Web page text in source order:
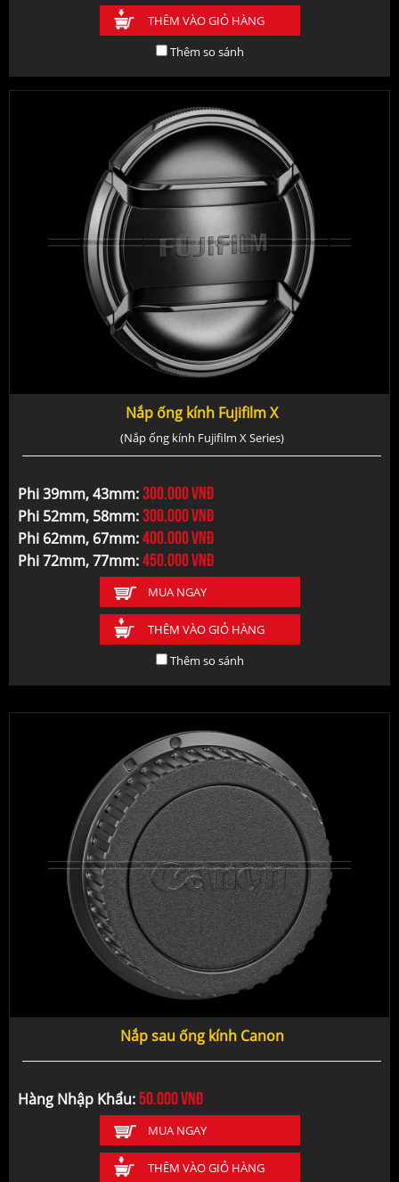
THÊM VÀO GIỎ HÀNG
Thêm so sánh
Nắp ống kính Fujifilm X
(Nắp ống kính Fujifilm X Series)
Phi 39mm, 43mm:300.000vnđ
Phi 52mm, 58mm:300.000vnđ
Phi 62mm, 67mm:400.000vnđ
Phi 72mm, 77mm:450.000vnđ
MUA NGAY
THÊM VÀO GIỎ HÀNG
Thêm so sánh
Nắp sau ống kính Canon
Hàng Nhập Khẩu:50.000vnđ
MUA NGAY
THÊM VÀO GIỎ HÀNG